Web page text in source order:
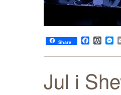
Share
Jul i